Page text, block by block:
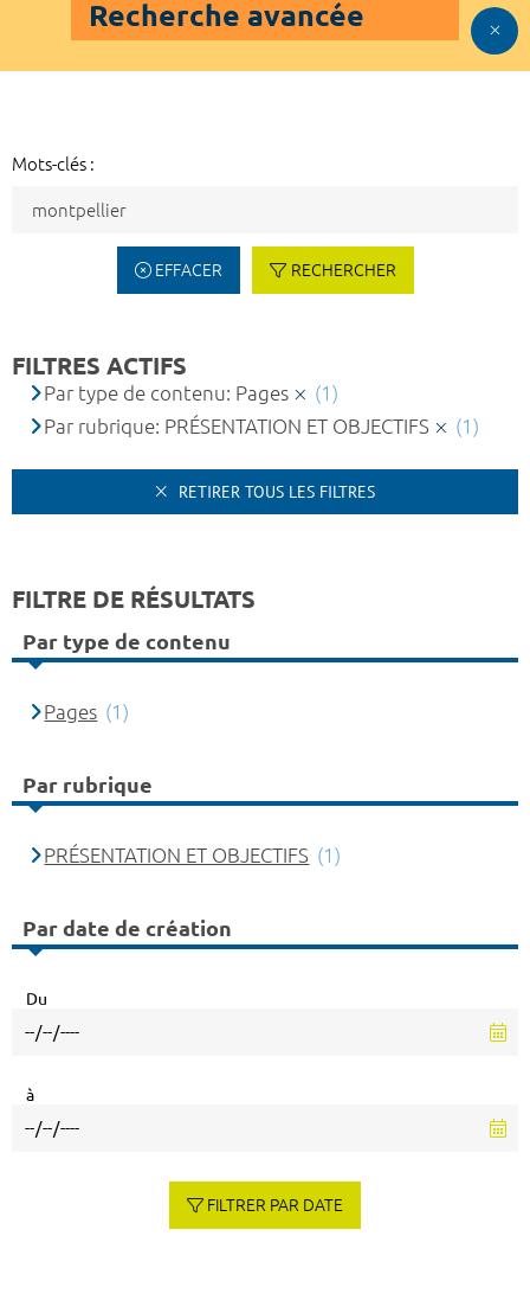
Recherche avancée
Mots-clés :
EFFACER RECHERCHER
FILTRES ACTIFS
Par type de contenu: Pages
(1)
Par rubrique: PRÉSENTATION ET OBJECTIFS
(1)
RETIRER TOUS LES FILTRES
FILTRE DE RÉSULTATS
Par type de contenu
Pages (1)
Par rubrique
PRÉSENTATION ET OBJECTIFS (1)
Par date de création
Du
à
FILTRER PAR DATE